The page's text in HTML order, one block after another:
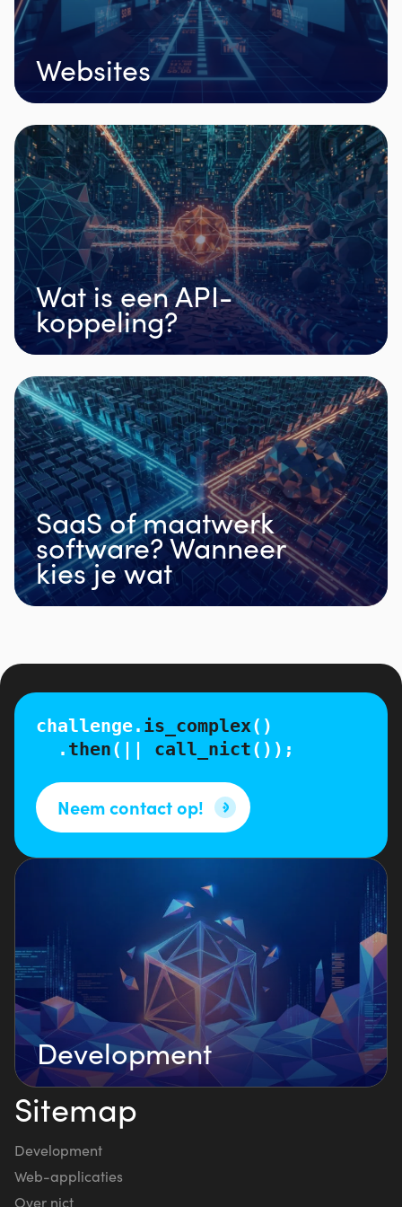
Websites
Wat is een API-
koppeling?
SaaS of maatwerk
software? Wanneer
kies je wat
challenge. is_complex()
. then(|| call_nict());
Neem contact op!
Development
Sitemap
Development
Web-applicaties
Over nict